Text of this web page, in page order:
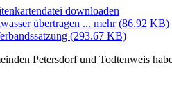
downloaden
übertragen ... mehr(86.92 KB)
(293.67 KB)
Petersdorf und Todtenweis